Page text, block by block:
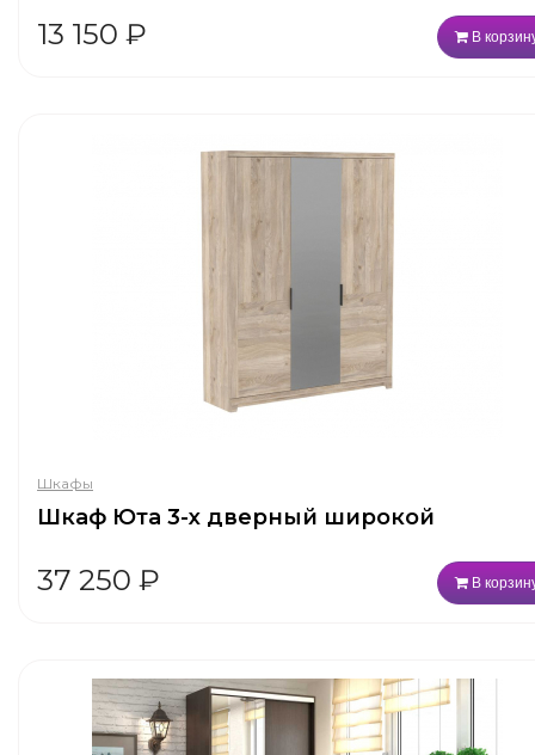
13 150 ₽ В
Шкафы
Шкаф Юта 3-х дверный широкой
37 250 ₽ В